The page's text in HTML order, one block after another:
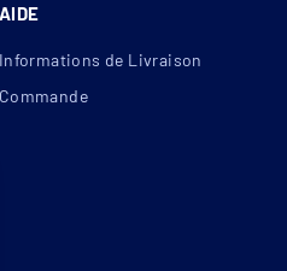
AIDE
Informations de Livraison
Commande